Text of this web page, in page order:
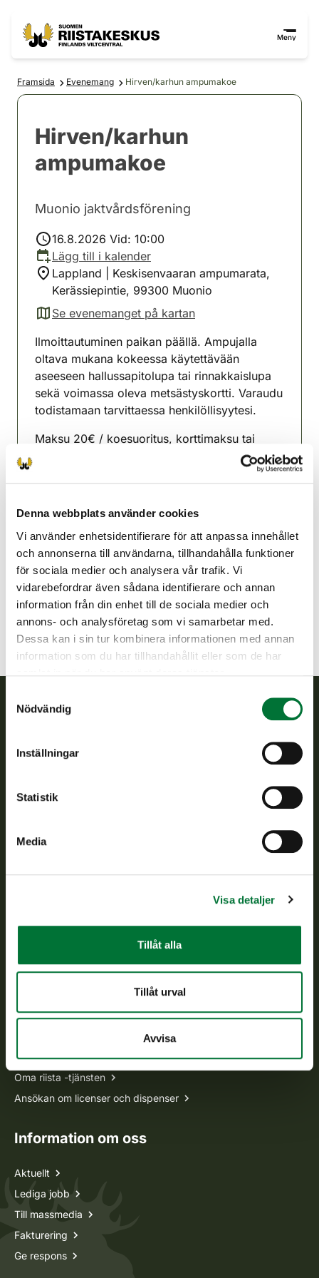
Denna webbplats använder cookies
Vi använder enhetsidentifierare för att anpassa innehållet
och annonserna till användarna, tillhandahålla funktioner
för sociala medier och analysera vår trafik. Vi
vidarebefordrar även sådana identifierare och annan
information från din enhet till de sociala medier och
annons- och analysföretag som vi samarbetar med.
Dessa kan i sin tur kombinera informationen med annan
information som du har tillhandahållit eller som de har
Nödvändig
Inställningar
Statistik
Media
Visa detaljer
Tillåt alla
Tillåt urval
Avvisa
Meny
Framsida Evenemang Hirven/karhun ampumakoe
Hirven/karhun
ampumakoe
Muonio jaktvårdsförening
16.8.2026 Vid: 10:00
Lägg till i kalender
Lappland | Keskisenvaaran ampumarata,
Kerässiepintie, 99300 Muonio
Se evenemanget på kartan
(avautuu uuteen välilehteen)
Ilmoittautuminen paikan päällä. Ampujalla
oltava mukana kokeessa käytettävään
aseeseen hallussapitolupa tai rinnakkaislupa
sekä voimassa oleva metsästyskortti. Varaudu
todistamaan tarvittaessa henkilöllisyytesi.
Maksu 20€ / koesuoritus, korttimaksu tai
Ammunnanvalvojat: Kaisa Mäkelin, Pirkko
Muonio jaktvårdsförening
Lappland
040 8472070
muonio@rhy.riista.fi
Finlands viltcentral främjar en hållbar vilthushållning, stöder
verkställs och svarar för de offentliga förvaltningsuppgifter
som föreskrivs.
Kundtjänst
tel. 029 431 2001
Ofta ställda frågor
Alla kontaktuppgifter
Jaktkort
Oma riista -tjänsten
Ansökan om licenser och dispenser
Information om oss
Aktuellt
Lediga jobb
Till massmedia
Fakturering
Ge respons